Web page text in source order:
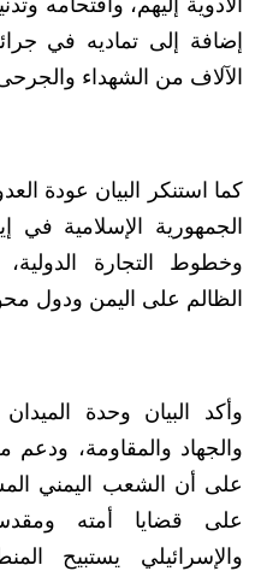
الأدوية إليهم، واقتحامه
إضافة إلى تماديه في
الآلاف من الشهداء
كما استنكر البيان عودة
الجمهورية الإسلامية في
وخطوط التجارة
الظالم على اليمن ودول
وأكد البيان وحدة
والجهاد والمقاومة، ودعم
على أن الشعب اليمني
على قضايا أمته
والإسرائيلي يستبيح